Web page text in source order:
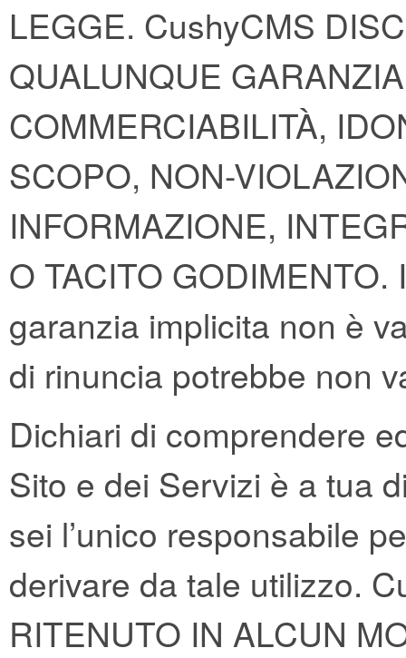
LEGGE. CushyCMS
QUALUNQUE
COMMERCIABILITÀ,
SCOPO, NON-
INFORMAZIONE,
O TACITO
garanzia implicita non è
di rinuncia potrebbe non
Dichiari di comprendere
Sito e dei Servizi è a tua
sei l’unico responsabile
derivare da tale utilizzo.
RITENUTO IN ALCUN